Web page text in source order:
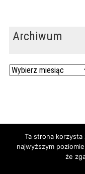
Archiwum
Archiwum
Powered by
Ta strona korzysta
najwyższym
że